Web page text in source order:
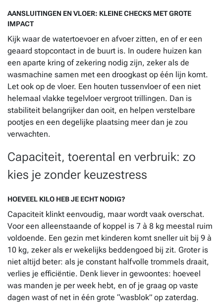
AANSLUITINGEN EN VLOER: KLEINE CHECKS MET GROTE
IMPACT
Kijk waar de watertoevoer en afvoer zitten, en of er een
geaard stopcontact in de buurt is. In oudere huizen kan
een aparte kring of zekering nodig zijn, zeker als de
wasmachine samen met een droogkast op één lijn komt.
Let ook op de vloer. Een houten tussenvloer of een niet
helemaal vlakke tegelvloer vergroot trillingen. Dan is
stabiliteit belangrijker dan ooit, en helpen verstelbare
pootjes en een degelijke plaatsing meer dan je zou
verwachten.
Capaciteit, toerental en verbruik: zo
kies je zonder keuzestress
HOEVEEL KILO HEB JE ECHT NODIG?
Capaciteit klinkt eenvoudig, maar wordt vaak overschat.
Voor een alleenstaande of koppel is 7 à 8 kg meestal ruim
voldoende. Een gezin met kinderen komt sneller uit bij 9 à
10 kg, zeker als er wekelijks beddengoed bij zit. Groter is
niet altijd beter: als je constant halfvolle trommels draait,
verlies je efficiëntie. Denk liever in gewoontes: hoeveel
was manden je per week hebt, en of je graag op vaste
dagen wast of net in één grote “wasblok” op zaterdag.